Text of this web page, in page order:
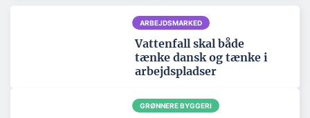
ARBEJDSMARKED
Vattenfall skal både
tænke dansk og tænke i
arbejdspladser
GRØNNERE BYGGERI